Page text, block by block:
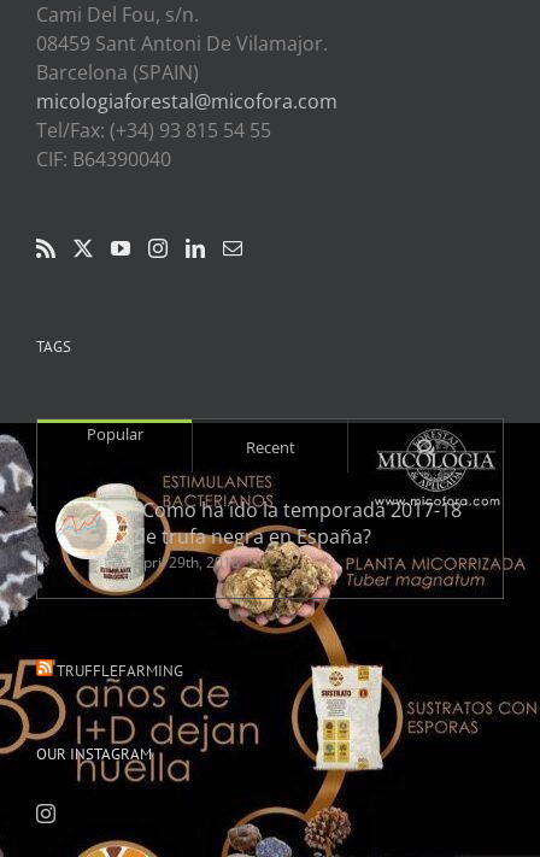
Cami Del Fou, s/n.
08459 Sant Antoni De Vilamajor.
Barcelona (SPAIN)
micologiaforestal@micofora.com
Tel/Fax: (+34) 93 815 54 55
CIF: B64390040
TAGS
Popular
Recent Comments
¿Como ha ido la temporada 2017-18
de trufa negra en España?
April 29th, 2018
TRUFFLEFARMING
OUR INSTAGRAM